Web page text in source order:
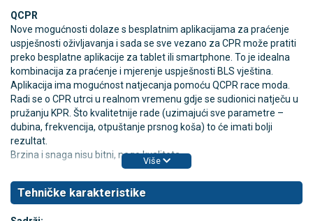
QCPR
Nove mogućnosti dolaze s besplatnim aplikacijama za praćenje
uspješnosti oživljavanja i sada se sve vezano za CPR može pratiti
preko besplatne aplikacije za tablet ili smartphone. To je idealna
kombinacija za praćenje i mjerenje uspješnosti BLS vještina.
Aplikacija ima mogućnost natjecanja pomoću QCPR race moda.
Radi se o CPR utrci u realnom vremenu gdje se sudionici natječu u
pružanju KPR. Što kvalitetnije rade (uzimajući sve parametre –
dubina, frekvencija, otpuštanje prsnog koša) to će imati bolji
rezultat.
Brzina i snaga nisu bitni, nego kvaliteta.
Više
Tehničke karakteristike